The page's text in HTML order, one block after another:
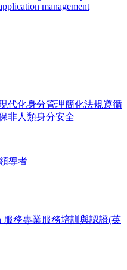
management
代化身分管理簡化法規遵循
非人類身分安全
導者
服務專業服務培訓與認證(英